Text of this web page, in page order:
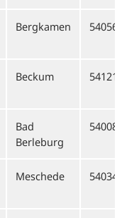
Bergkamen 54056
Beckum 54121
Bad
Berleburg
54008
Meschede 54034